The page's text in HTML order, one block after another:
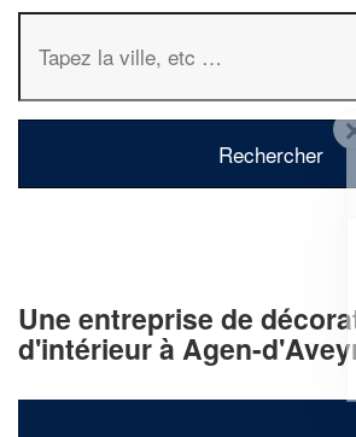
Une entreprise de
d'intérieur à Agen-
✕
Vous êtes
tout en
nouveaux clients!
En